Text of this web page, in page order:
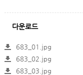
다운로드
683_01.jpg
683_02.jpg
683_03.jpg